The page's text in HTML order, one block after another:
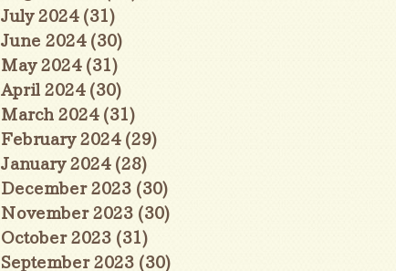
July 2024 (31)
June 2024 (30)
May 2024 (31)
April 2024 (30)
March 2024 (31)
February 2024 (29)
January 2024 (28)
December 2023 (30)
November 2023 (30)
October 2023 (31)
September 2023 (30)